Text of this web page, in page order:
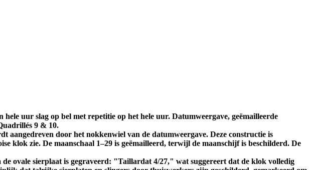
uur slag op bel met repetitie op het hele uur. Datumweergave, geëmailleerde
9 & 10.
aangedreven door het nokkenwiel van de datumweergave. Deze constructie is
klok zie. De maanschaal 1–29 is geëmailleerd, terwijl de maanschijf is beschilderd. De
ovale sierplaat is gegraveerd: "Taillardat 4/27," wat suggereert dat de klok volledig